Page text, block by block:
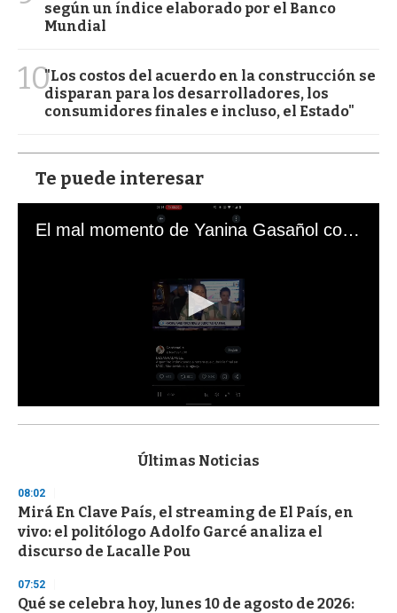
según un índice elaborado por el Banco
Mundial
10"Los costos del acuerdo en la construcción se
disparan para los desarrolladores, los
consumidores finales e incluso, el Estado"
Te puede interesar
El mal momento de Yanina Gasañol con un hincha argentino en "Subrayado"
s
d
s
o
f
3
s
e
Últimas Noticias
08:02
Mirá En Clave País, el streaming de El País, en
vivo: el politólogo Adolfo Garcé analiza el
discurso de Lacalle Pou
07:52
Qué se celebra hoy, lunes 10 de agosto de 2026: